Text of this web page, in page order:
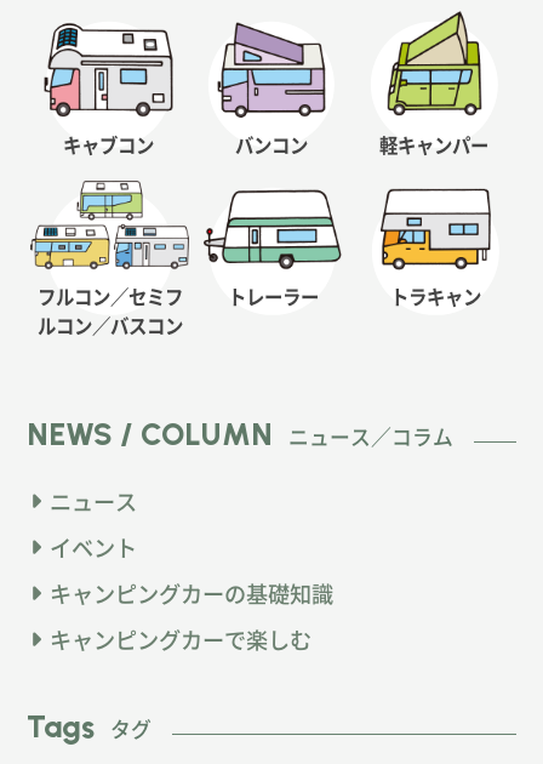
キャブコン バンコン 軽キャンパー
フルコン／セミフ
ルコン／バスコン
トレーラー トラキャン
NEWS / COLUMN ニュース／コラム
ニュース
イベント
キャンピングカーの基礎知識
キャンピングカーで楽しむ
Tags タグ